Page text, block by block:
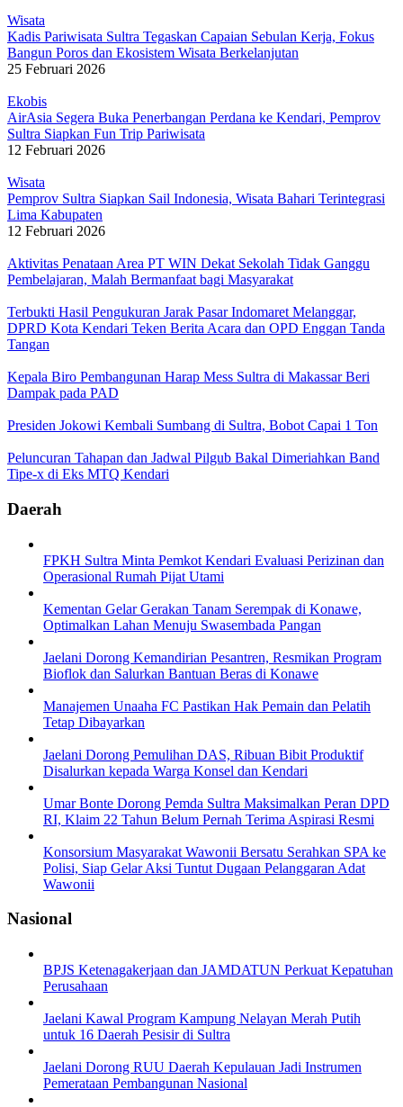
Wisata
Kadis Pariwisata Sultra Tegaskan Capaian Sebulan Kerja, Fokus
Bangun Poros dan Ekosistem Wisata Berkelanjutan
25 Februari 2026
Ekobis
AirAsia Segera Buka Penerbangan Perdana ke Kendari, Pemprov
Sultra Siapkan Fun Trip Pariwisata
12 Februari 2026
Wisata
Pemprov Sultra Siapkan Sail Indonesia, Wisata Bahari Terintegrasi
Lima Kabupaten
12 Februari 2026
Aktivitas Penataan Area PT WIN Dekat Sekolah Tidak Ganggu
Pembelajaran, Malah Bermanfaat bagi Masyarakat
Terbukti Hasil Pengukuran Jarak Pasar Indomaret Melanggar,
DPRD Kota Kendari Teken Berita Acara dan OPD Enggan Tanda
Tangan
Kepala Biro Pembangunan Harap Mess Sultra di Makassar Beri
Dampak pada PAD
Presiden Jokowi Kembali Sumbang di Sultra, Bobot Capai 1 Ton
Peluncuran Tahapan dan Jadwal Pilgub Bakal Dimeriahkan Band
Tipe-x di Eks MTQ Kendari
Daerah
FPKH Sultra Minta Pemkot Kendari Evaluasi Perizinan dan
Operasional Rumah Pijat Utami
Kementan Gelar Gerakan Tanam Serempak di Konawe,
Optimalkan Lahan Menuju Swasembada Pangan
Jaelani Dorong Kemandirian Pesantren, Resmikan Program
Bioflok dan Salurkan Bantuan Beras di Konawe
Manajemen Unaaha FC Pastikan Hak Pemain dan Pelatih
Tetap Dibayarkan
Jaelani Dorong Pemulihan DAS, Ribuan Bibit Produktif
Disalurkan kepada Warga Konsel dan Kendari
Umar Bonte Dorong Pemda Sultra Maksimalkan Peran DPD
RI, Klaim 22 Tahun Belum Pernah Terima Aspirasi Resmi
Konsorsium Masyarakat Wawonii Bersatu Serahkan SPA ke
Polisi, Siap Gelar Aksi Tuntut Dugaan Pelanggaran Adat
Wawonii
Nasional
BPJS Ketenagakerjaan dan JAMDATUN Perkuat Kepatuhan
Perusahaan
Jaelani Kawal Program Kampung Nelayan Merah Putih
untuk 16 Daerah Pesisir di Sultra
Jaelani Dorong RUU Daerah Kepulauan Jadi Instrumen
Pemerataan Pembangunan Nasional